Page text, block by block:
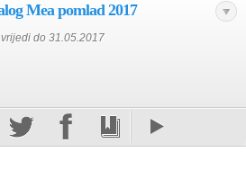
Mea pomlad 2017
do 31.05.2017